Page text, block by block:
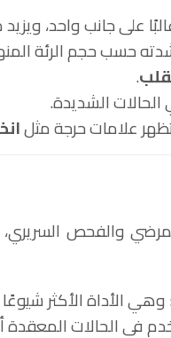
على جانب واحد،
حسب حجم الرئة
.
الحالات الشديدة.
علامات حرجة مثل
والفحص
وهي الأداة الأكثر
في الحالات المعقدة